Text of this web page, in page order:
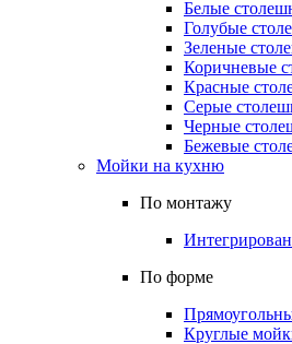
Белые
Голубые
Зеленые
Коричневые
Красные
Серые
Черные
Бежевые
Мойки на кухню
По монтажу
По форме
Круглые